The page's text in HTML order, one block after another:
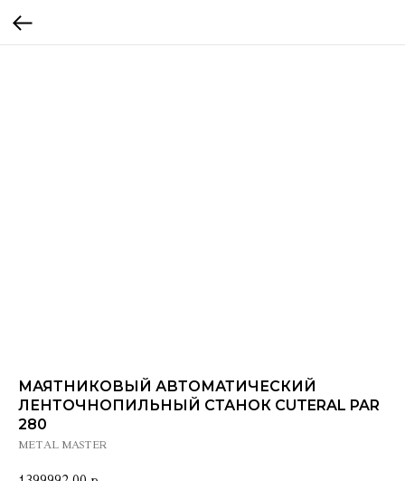
МАЯТНИКОВЫЙ АВТОМАТИЧЕСКИЙ
ЛЕНТОЧНОПИЛЬНЫЙ СТАНОК CUTERAL PAR
280
METAL MASTER